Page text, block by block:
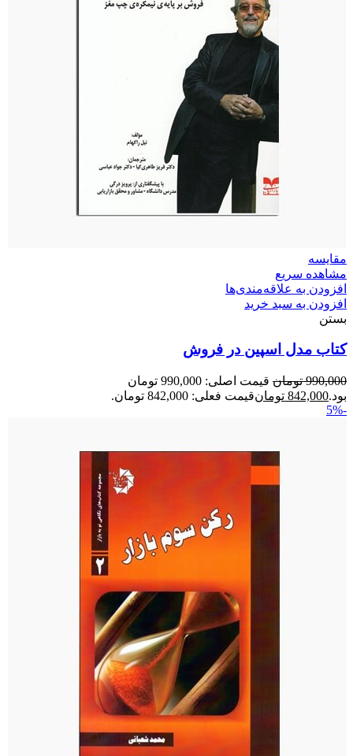
مقایسه
مشاهده سریع
افزودن به علاقه‌مندی‌ها
افزودن به سبد خرید
بستن
کتاب مدل اسپین در فروش
990,000 تومان
قیمت اصلی: 990,000 تومان
بود.842,000 تومانقیمت فعلی: 842,000 تومان.
-5%